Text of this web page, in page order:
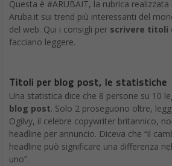
Questa è #ARUBAIT, la rubrica
Aruba.it sui trend più interessanti del
del web. Qui i consigli per scrivere titoli
facciano leggere.
Titoli per blog post, le statistiche
Una statistica dice che 8 persone su 10
blog post. Solo 2 proseguono oltre,
Ogilvy, il celebre copywriter britannico,
headline per annuncio. Diceva che “il
headline può significare una differenza
uno”.